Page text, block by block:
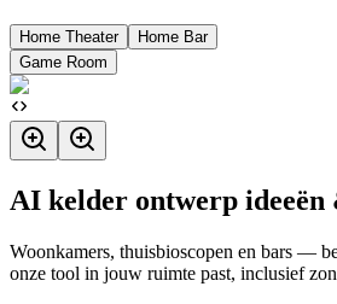
Home Theater
Home Bar
Game Room
AI kelder ontwerp ideeën
Woonkamers, thuisbioscopen en bars —
onze tool in jouw ruimte past, inclusief